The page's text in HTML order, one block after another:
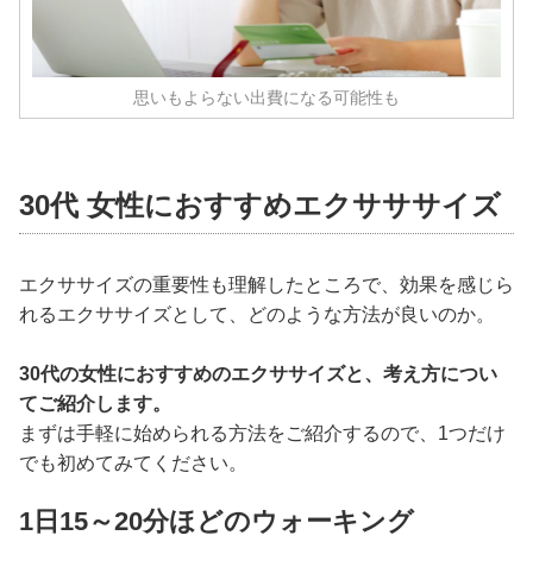
思いもよらない出費になる可能性も
30代 女性におすすめエクサササイズ
エクササイズの重要性も理解したところで、効果を感じら
れるエクササイズとして、どのような方法が良いのか。
30代の女性におすすめのエクササイズと、考え方につい
てご紹介します。
まずは手軽に始められる方法をご紹介するので、1つだけ
でも初めてみてください。
1日15～20分ほどのウォーキング